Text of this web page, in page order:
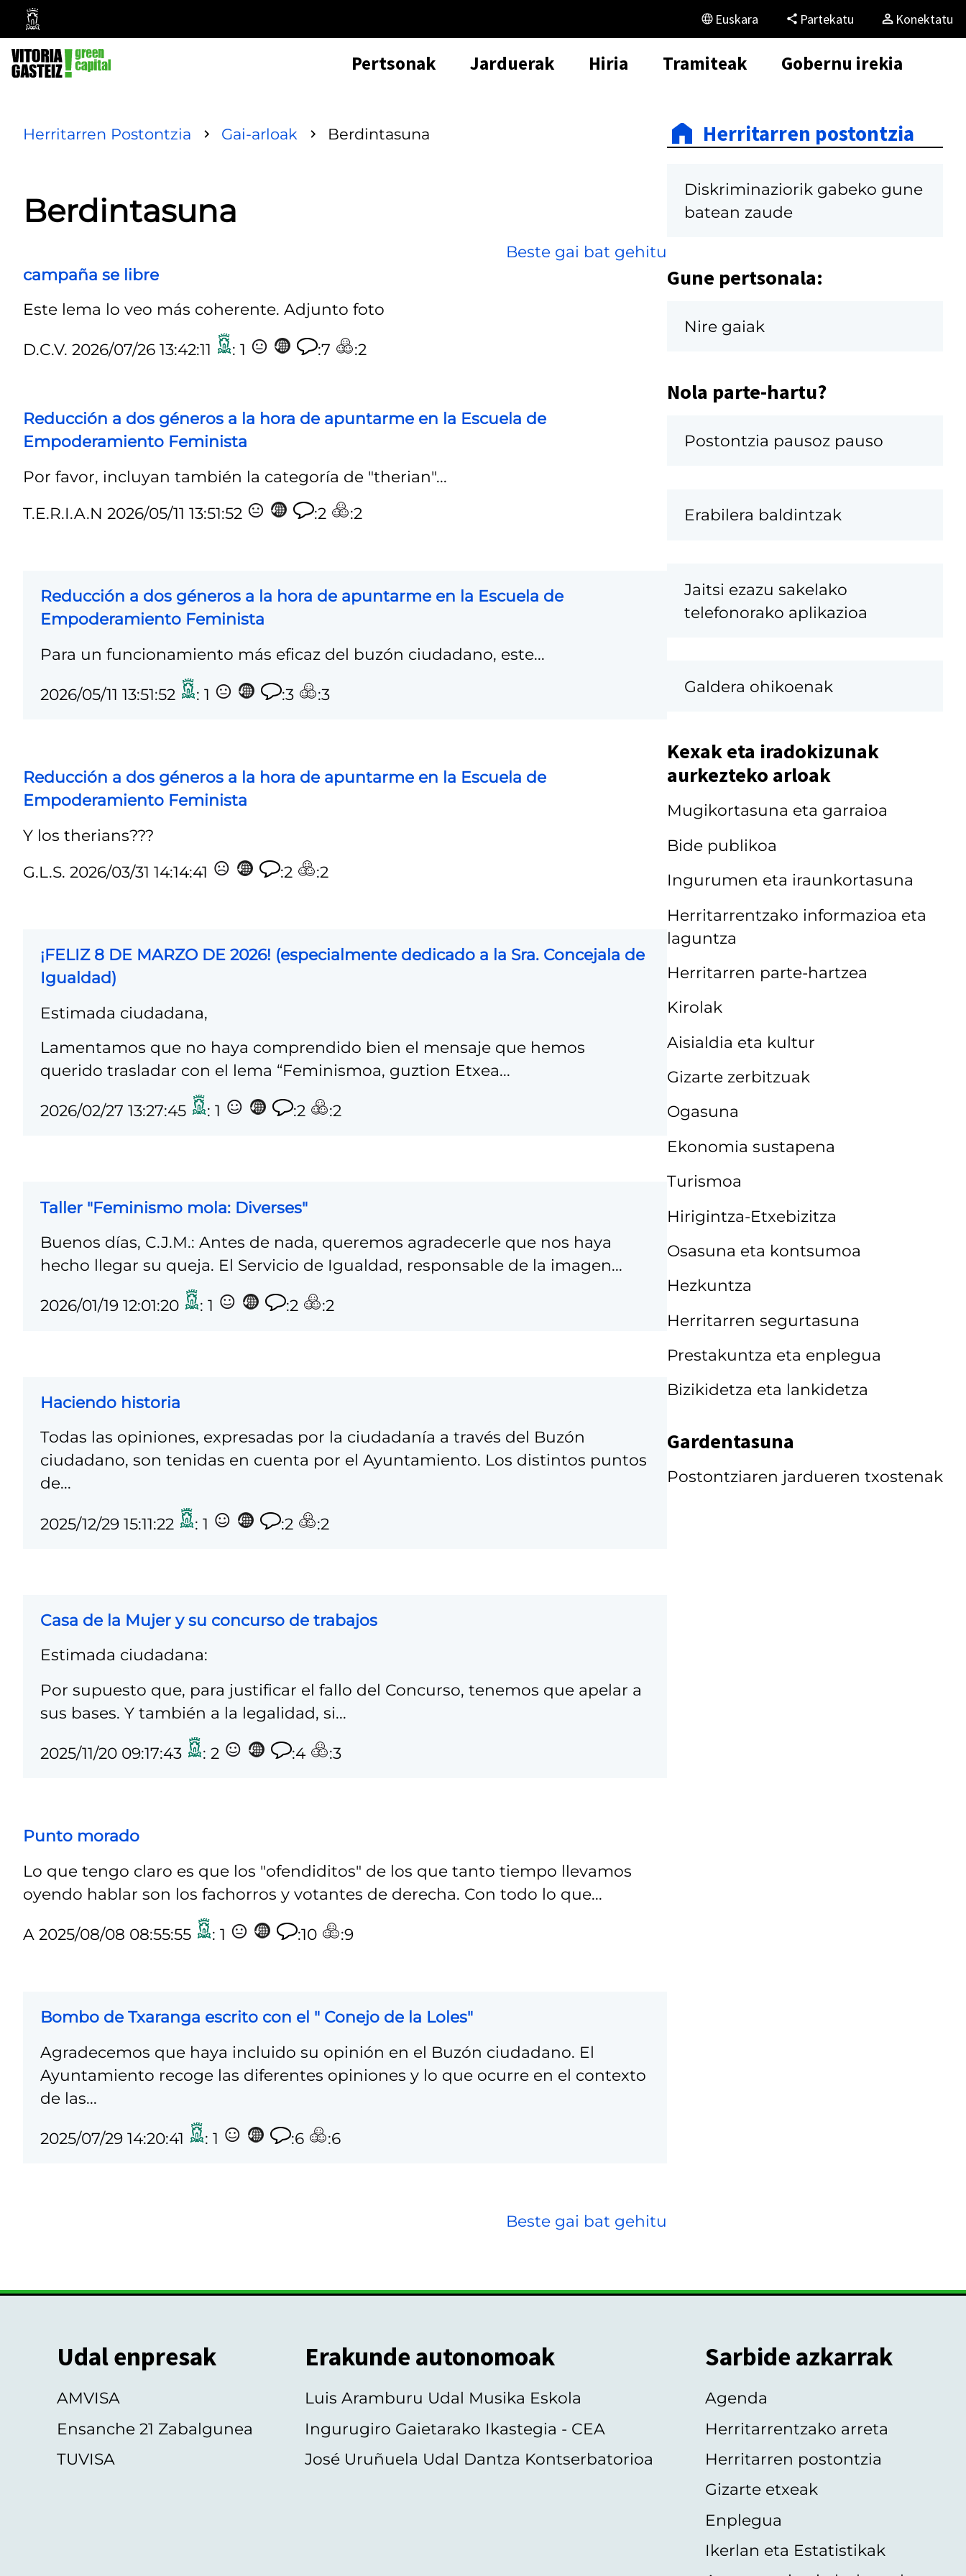
Vitoria-
Gasteizko
Udala
Euskara Partekatu Konektatu
Pertsonak Jarduerak Hiria Tramiteak Gobernu irekia
Herritarren Postontzia Gai-arloak Berdintasuna
Berdintasuna
Beste gai bat gehitu
campaña se libre
Este lema lo veo más coherente. Adjunto foto
D.C.V. 2026/07/26 13:42:11 : 1 :7 :2
Reducción a dos géneros a la hora de apuntarme en la Escuela de
Empoderamiento Feminista
Por favor, incluyan también la categoría de "therian"...
T.E.R.I.A.N 2026/05/11 13:51:52 :2 :2
Reducción a dos géneros a la hora de apuntarme en la Escuela de
Empoderamiento Feminista
Para un funcionamiento más eficaz del buzón ciudadano, este...
2026/05/11 13:51:52 : 1 :3 :3
Reducción a dos géneros a la hora de apuntarme en la Escuela de
Empoderamiento Feminista
Y los therians???
G.L.S. 2026/03/31 14:14:41 :2 :2
¡FELIZ 8 DE MARZO DE 2026! (especialmente dedicado a la Sra. Concejala de
Igualdad)
Estimada ciudadana,
Lamentamos que no haya comprendido bien el mensaje que hemos
querido trasladar con el lema “Feminismoa, guztion Etxea...
2026/02/27 13:27:45 : 1 :2 :2
Taller "Feminismo mola: Diverses"
Buenos días, C.J.M.: Antes de nada, queremos agradecerle que nos haya
hecho llegar su queja. El Servicio de Igualdad, responsable de la imagen...
2026/01/19 12:01:20 : 1 :2 :2
Haciendo historia
Todas las opiniones, expresadas por la ciudadanía a través del Buzón
ciudadano, son tenidas en cuenta por el Ayuntamiento. Los distintos puntos
de...
2025/12/29 15:11:22 : 1 :2 :2
Casa de la Mujer y su concurso de trabajos
Estimada ciudadana:
Por supuesto que, para justificar el fallo del Concurso, tenemos que apelar a
sus bases. Y también a la legalidad, si...
2025/11/20 09:17:43 : 2 :4 :3
Punto morado
Lo que tengo claro es que los "ofendiditos" de los que tanto tiempo llevamos
oyendo hablar son los fachorros y votantes de derecha. Con todo lo que...
A 2025/08/08 08:55:55 : 1 :10 :9
Bombo de Txaranga escrito con el " Conejo de la Loles"
Agradecemos que haya incluido su opinión en el Buzón ciudadano. El
Ayuntamiento recoge las diferentes opiniones y lo que ocurre en el contexto
de las...
2025/07/29 14:20:41 : 1 :6 :6
Beste gai bat gehitu
Herritarren postontzia
Diskriminaziorik gabeko gune
batean zaude
Gune pertsonala:
Nire gaiak
Nola parte-hartu?
Postontzia pausoz pauso
Erabilera baldintzak
Jaitsi ezazu sakelako
telefonorako aplikazioa
Galdera ohikoenak
Kexak eta iradokizunak
aurkezteko arloak
Mugikortasuna eta garraioa
Bide publikoa
Ingurumen eta iraunkortasuna
Herritarrentzako informazioa eta
laguntza
Herritarren parte-hartzea
Kirolak
Aisialdia eta kultur
Gizarte zerbitzuak
Ogasuna
Ekonomia sustapena
Turismoa
Hirigintza-Etxebizitza
Osasuna eta kontsumoa
Hezkuntza
Herritarren segurtasuna
Prestakuntza eta enplegua
Bizikidetza eta lankidetza
Gardentasuna
Postontziaren jardueren txostenak
Udal enpresak
AMVISA
Ensanche 21 Zabalgunea
TUVISA
Erakunde autonomoak
Luis Aramburu Udal Musika Eskola
Ingurugiro Gaietarako Ikastegia - CEA
José Uruñuela Udal Dantza Kontserbatorioa
Sarbide azkarrak
Agenda
Herritarrentzako arreta
Herritarren postontzia
Gizarte etxeak
Enplegua
Ikerlan eta Estatistikak